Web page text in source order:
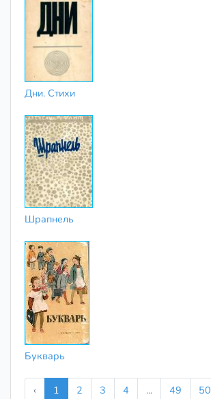
Дни. Стихи
Шрапнель
Букварь
‹ 1 2 3 4 ... 49 50